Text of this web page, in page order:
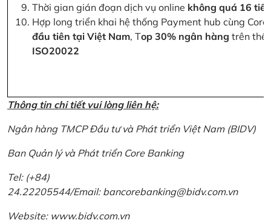
Thời gian gián đoạn dịch vụ online không quá 16
Hợp long triển khai hệ thống Payment hub cùng
đầu tiên tại Việt Nam, Top 30% ngân hàng trên thế
ISO20022
Thông tin chi tiết vui lòng liên hệ:
Ngân hàng TMCP Đầu tư và Phát triển Việt Nam (BIDV)
Ban Quản lý và Phát triển Core Banking
Tel: (+84)
24.22205544/Email: bancorebanking@bidv.com.vn
Website: www.bidv.com.vn